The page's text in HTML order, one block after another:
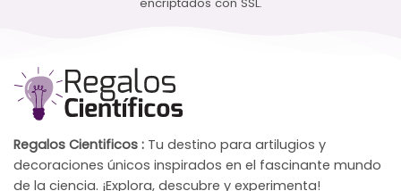
Regalos Cientificos : Tu destino para artilugios y
decoraciones únicos inspirados en el fascinante mundo
de la ciencia. ¡Explora, descubre y experimenta!